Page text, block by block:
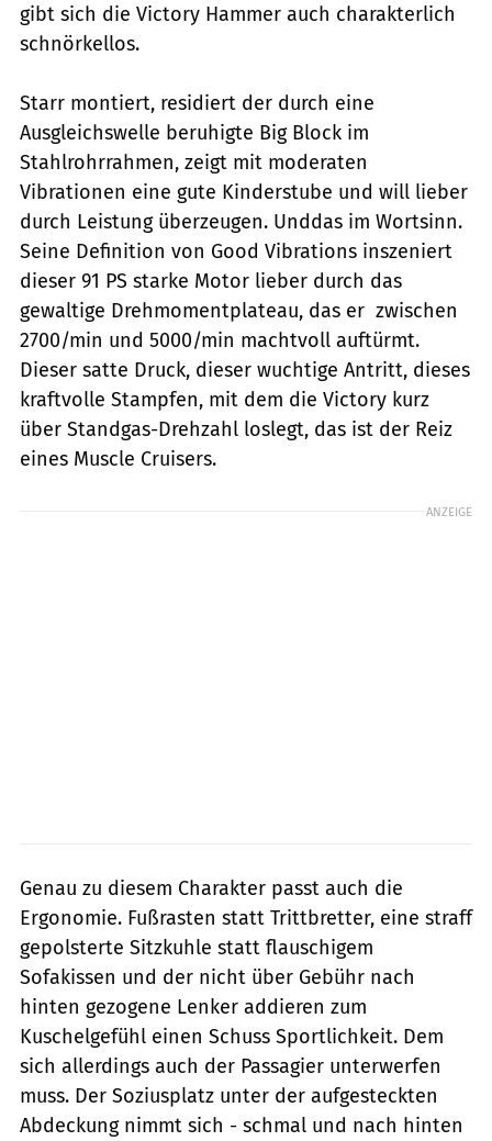
gibt sich die Victory Hammer auch charakterlich
schnörkellos.
Starr montiert, residiert der durch eine
Ausgleichswelle beruhigte Big Block im
Stahlrohrrahmen, zeigt mit moderaten
Vibrationen eine gute Kinderstube und will lieber
durch Leistung überzeugen. Unddas im Wortsinn.
Seine Definition von Good Vibrations inszeniert
dieser 91 PS starke Motor lieber durch das
gewaltige Drehmomentplateau, das er zwischen
2700/min und 5000/min machtvoll auftürmt.
Dieser satte Druck, dieser wuchtige Antritt, dieses
kraftvolle Stampfen, mit dem die Victory kurz
über Standgas-Drehzahl loslegt, das ist der Reiz
eines Muscle Cruisers.
ANZEIGE
Genau zu diesem Charakter passt auch die
Ergonomie. Fußrasten statt Trittbretter, eine straff
gepolsterte Sitzkuhle statt flauschigem
Sofakissen und der nicht über Gebühr nach
hinten gezogene Lenker addieren zum
Kuschelgefühl einen Schuss Sportlichkeit. Dem
sich allerdings auch der Passagier unterwerfen
muss. Der Soziusplatz unter der aufgesteckten
Abdeckung nimmt sich - schmal und nach hinten